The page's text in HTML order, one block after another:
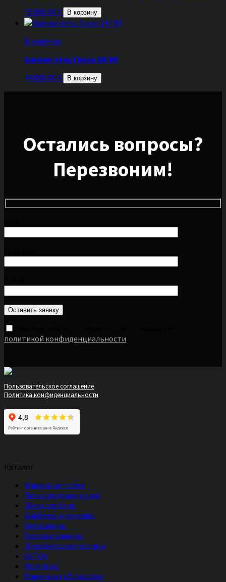
76 800,00 ₽ В корзину
В наличии
Банная печь Гроза 24 (М)
44 000,00 ₽ В корзину
Остались вопросы?
Перезвоним!
политикой конфиденциальности
Пользовательское соглашение
Политика конфиденциальности
Каталог
Каминные топки
Печи для дома и дачи
Печи для бани
Барбекю и мангалы
Биокамины
Газовые камины
Дизайнерские камины
ASTOV
Romotop
Каминные облицовки